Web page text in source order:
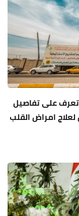
ونسبة انجاز بلغت (57%).. تعرف على تفاصيل
امراض القلب